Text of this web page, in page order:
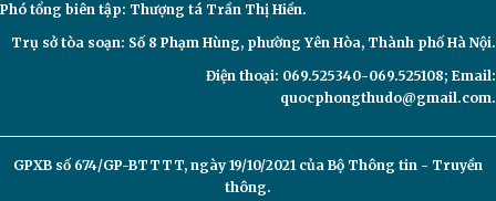
Phó tổng biên tập: Thượng tá Trần Thị Hiền.
Trụ sở tòa soạn: Số 8 Phạm Hùng, phường Yên Hòa, Thành phố Hà Nội.
Điện thoại: 069.525340-069.525108; Email:
quocphongthudo@gmail.com.
GPXB số 674/GP-BTTTT, ngày 19/10/2021 của Bộ Thông tin - Truyền
thông.